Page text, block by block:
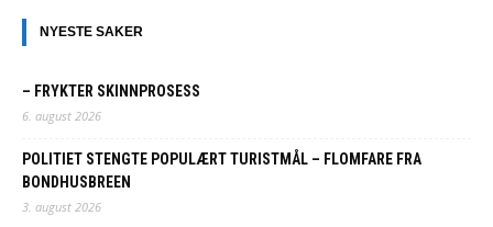
NYESTE SAKER
– FRYKTER SKINNPROSESS
6. august 2026
POLITIET STENGTE POPULÆRT TURISTMÅL – FLOMFARE FRA
BONDHUSBREEN
3. august 2026